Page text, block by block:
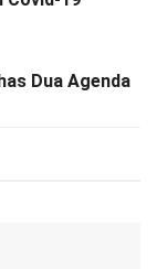
Dua Agenda